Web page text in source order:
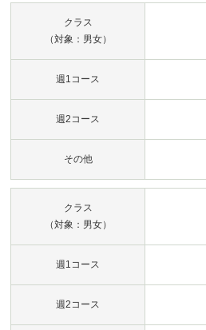
クラス
（対象：男女）
週1コース
週2コース
その他
クラス
（対象：男女）
週1コース
週2コース